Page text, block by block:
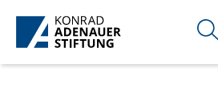
Skip to Main Content